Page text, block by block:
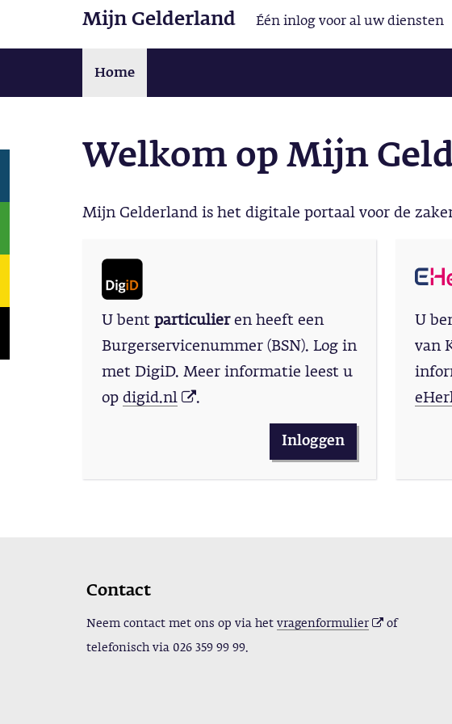
Mijn Gelderland Één inlog voor al uw diensten
Home
Welkom op Mijn
Mijn Gelderland is het digitale portaal voor de
U bent particulieren heeft een
Burgerservicenummer (BSN). Log in
met DigiD. Meer informatie leest u
op digid.nl .
Inloggen
U
van
Contact
Neem contact met ons op via het vragenformulier of
telefonisch via 026 359 99 99.